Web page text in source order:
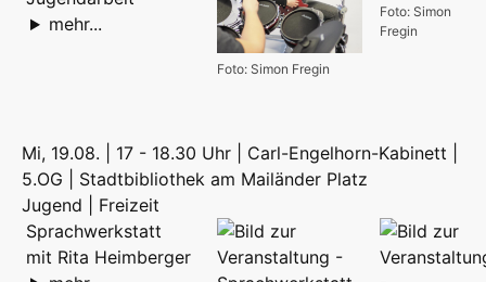
Foto: Simon
Fregin
Foto: Simon Fregin
mehr...
Mi, 19.08. | 17 - 18.30 Uhr | Carl-Engelhorn-Kabinett |
5.OG | Stadtbibliothek am Mailänder Platz
Jugend | Freizeit
Sprachwerkstatt
mit Rita Heimberger